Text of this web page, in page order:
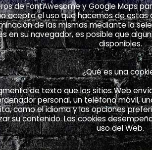
de FontAwesome y Google Maps
acepta el uso que hacemos de
de las mismas mediante la
en su navegador, es posible que
disponibles.
¿Qué es una
de texto que los sitios Web
personal, un teléfono móvil,
como el idioma y las opciones
su contenido. Las cookies
uso del Web.